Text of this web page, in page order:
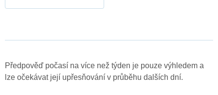
Předpověď počasí na více než týden je pouze výhledem a
lze očekávat její upřesňování v průběhu dalších dní.